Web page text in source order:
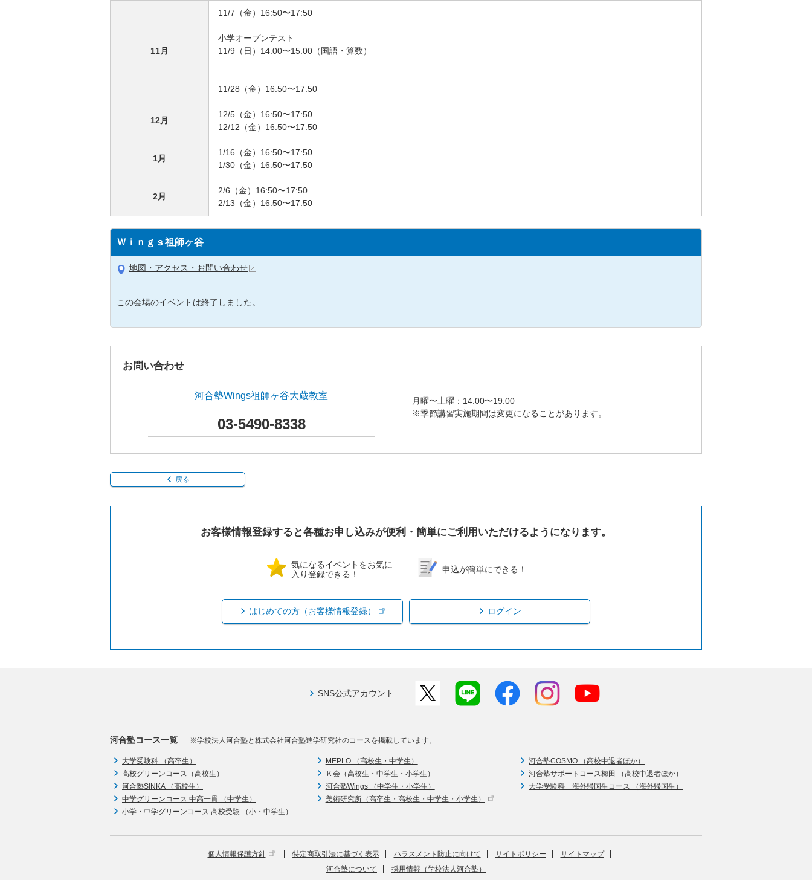
11月
11/7（金）16:50〜17:50
小学オープンテスト
11/9（日）14:00〜15:00（国語・算数）
11/28（金）16:50〜17:50
12月
12/5（金）16:50〜17:50
12/12（金）16:50〜17:50
1月
1/16（金）16:50〜17:50
1/30（金）16:50〜17:50
2月
2/6（金）16:50〜17:50
2/13（金）16:50〜17:50
Ｗｉｎｇｓ祖師ヶ谷
地図・アクセス・お問い合わせ
この会場のイベントは終了しました。
お問い合わせ
河合塾Wings祖師ヶ谷大蔵教室
03-5490-8338
月曜〜土曜：14:00〜19:00
※季節講習実施期間は変更になることがあります。
戻る
お客様情報登録すると各種お申し込みが便利・簡単にご利用いただけるようになります。
気になるイベントをお気に
入り登録できる！
申込が簡単にできる！
はじめての方（お客様情報登録） ログイン
SNS公式アカウント
河合塾コース一覧 ※学校法人河合塾と株式会社河合塾進学研究社のコースを掲載しています。
大学受験科 （高卒生）
高校グリーンコース（高校生）
河合塾SINKA （高校生）
中学グリーンコース 中高一貫 （中学生）
小学・中学グリーンコース 高校受験 （小・中学生）
MEPLO （高校生・中学生）
Ｋ会（高校生・中学生・小学生）
河合塾Wings （中学生・小学生）
美術研究所（高卒生・高校生・中学生・小学生）
河合塾COSMO （高校中退者ほか）
河合塾サポートコース梅田 （高校中退者ほか）
大学受験科 海外帰国生コース （海外帰国生）
個人情報保護方針 特定商取引法に基づく表示 ハラスメント防止に向けて サイトポリシー
サイトマップ
河合塾について
採用情報（学校法人河合塾）